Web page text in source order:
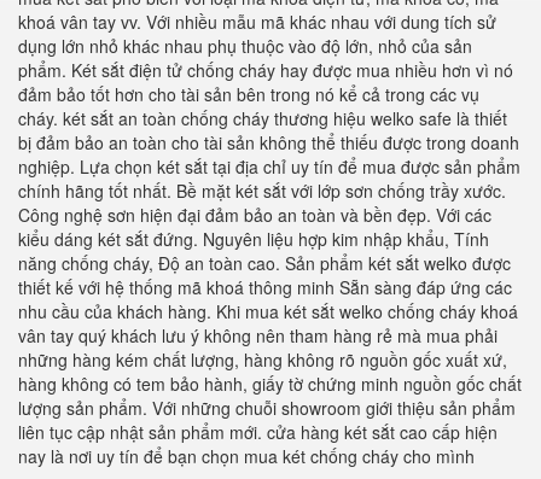
khoá vân tay vv. Với nhiều mẫu mã khác nhau với dung tích sử
dụng lớn nhỏ khác nhau phụ thuộc vào độ lớn, nhỏ của sản
phẩm. Két sắt điện tử chống cháy hay được mua nhiều hơn vì nó
đảm bảo tốt hơn cho tài sản bên trong nó kể cả trong các vụ
cháy. két sắt an toàn chống cháy thương hiệu welko safe là thiết
bị đảm bảo an toàn cho tài sản không thể thiếu được trong doanh
nghiệp. Lựa chọn két sắt tại địa chỉ uy tín để mua được sản phẩm
chính hãng tốt nhất. Bề mặt két sắt với lớp sơn chống trầy xước.
Công nghệ sơn hiện đại đảm bảo an toàn và bền đẹp. Với các
kiểu dáng két sắt đứng. Nguyên liệu hợp kim nhập khẩu, Tính
năng chống cháy, Độ an toàn cao. Sản phẩm két sắt welko được
thiết kế với hệ thống mã khoá thông minh Sẵn sàng đáp ứng các
nhu cầu của khách hàng. Khi mua két sắt welko chống cháy khoá
vân tay quý khách lưu ý không nên tham hàng rẻ mà mua phải
những hàng kém chất lượng, hàng không rõ nguồn gốc xuất xứ,
hàng không có tem bảo hành, giấy tờ chứng minh nguồn gốc chất
lượng sản phẩm. Với những chuỗi showroom giới thiệu sản phẩm
liên tục cập nhật sản phẩm mới. cửa hàng két sắt cao cấp hiện
nay là nơi uy tín để bạn chọn mua két chống cháy cho mình